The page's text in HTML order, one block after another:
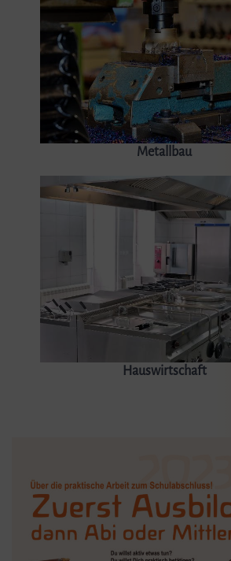
Metallbau
Hauswirtschaft